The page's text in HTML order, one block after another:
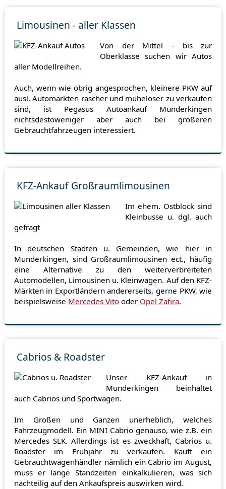
Limousinen - aller Klassen
Von der Mittel - bis zur
Oberklasse suchen wir Autos
aller Modellreihen.
Auch, wenn wie obrig angesprochen, kleinere PKW auf
ausl. Automärkten rascher und müheloser zu verkaufen
sind, ist Pegasus Autoankauf Munderkingen
nichtsdestoweniger aber auch bei größeren
Gebrauchtfahrzeugen interessiert.
KFZ-Ankauf Großraumlimousinen
Im ehem. Ostblock sind
Kleinbusse u. dgl. auch
gefragt
In deutschen Städten u. Gemeinden, wie hier in
Munderkingen, sind Großraumlimousinen ect., häufig
eine Alternative zu den weiterverbreiteten
Automodellen, Limousinen u. Kleinwagen. Auf den KFZ-
Märkten in Exportländern andererseits, gerne PKW, wie
beispielsweise Mercedes Vitooder Opel Zafira.
Cabrios & Roadster
Unser KFZ-Ankauf in
Munderkingen beinhaltet
auch Cabrios und Sportwagen.
Im Großen und Ganzen unerheblich, welches
Fahrzeugmodell. Ein MINI Cabrio genauso, wie z.B. ein
Mercedes SLK. Allerdings ist es zweckhaft, Cabrios u.
Roadster im Frühjahr zu verkaufen. Kauft ein
Gebrauchtwagenhändler nämlich ein Cabrio im August,
muss er lange Standzeiten einkalkulieren, was sich
nachteilig auf den Ankaufspreis auswirken wird.